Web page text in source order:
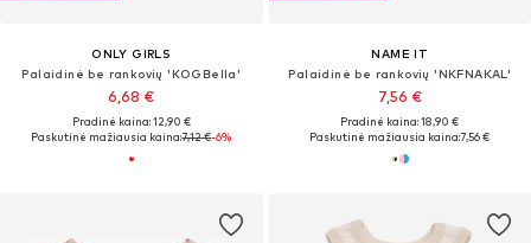
ONLY GIRLS
Palaidinė be rankovių 'KOGBella'
6,68 €
Pradinė kaina: 12,90 €
Paskutinė mažiausia kaina:7,12 €-6%
NAME IT
Palaidinė be rankovių 'NKFNAKAL'
7,56 €
Pradinė kaina: 18,90 €
Paskutinė mažiausia kaina:7,56 €